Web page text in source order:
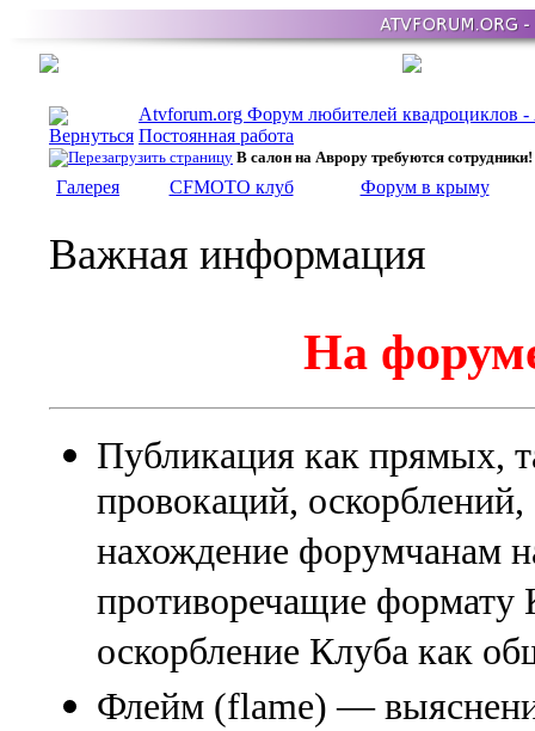
Atvforum.org Форум любителей квадроциклов
Постоянная работа
В салон на Аврору требуются сотрудники!
Галерея CFMOTO клуб Форум в крыму
Важная информация
На
Публикация как прямых,
провокаций,
нахождение форумчанам
противоречащие формату
оскорбление Клуба как
Флейм (flame) —